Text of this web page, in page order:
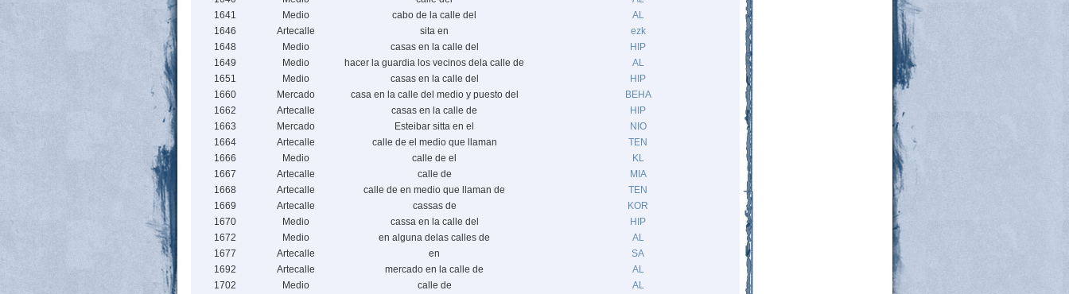
1641
Medio cabo de la calle del
AL
1646
Artecalle sita en
ezk
1648
Medio casas en la calle del
HIP
1649
Medio hacer la guardia los vecinos dela calle de
AL
1651
Medio casas en la calle del
HIP
1660
Mercado casa en la calle del medio y puesto del
BEHA
1662
Artecalle casas en la calle de
HIP
1663
Mercado Esteibar sitta en el
NIO
1664
Artecalle calle de el medio que llaman
TEN
1666
Medio calle de el
KL
1667
Artecalle calle de
MIA
1668
Artecalle calle de en medio que llaman de
TEN
1669
Artecalle cassas de
KOR
1670
Medio cassa en la calle del
HIP
1672
Medio en alguna delas calles de
AL
1677
Artecalle en
SA
1692
Artecalle mercado en la calle de
AL
1702
Medio calle de
AL